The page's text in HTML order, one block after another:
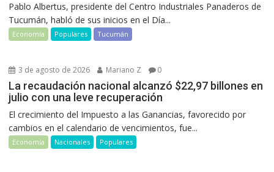
Pablo Albertus, presidente del Centro Industriales Panaderos de
Tucumán, habló de sus inicios en el Día...
Economía Populares Tucumán
3 de agosto de 2026 Mariano Z 0
La recaudación nacional alcanzó $22,97 billones en
julio con una leve recuperación
El crecimiento del Impuesto a las Ganancias, favorecido por
cambios en el calendario de vencimientos, fue...
Economía Nacionales Populares